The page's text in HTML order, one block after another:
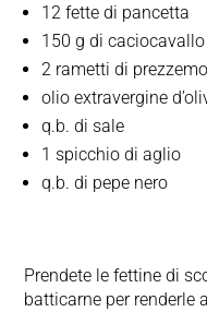
12 fette di pancetta
150 g di caciocavallo
2 rametti di
olio extravergine
q.b. di sale
1 spicchio di aglio
q.b. di pepe nero
Prendete le fettine di
batticarne per renderle